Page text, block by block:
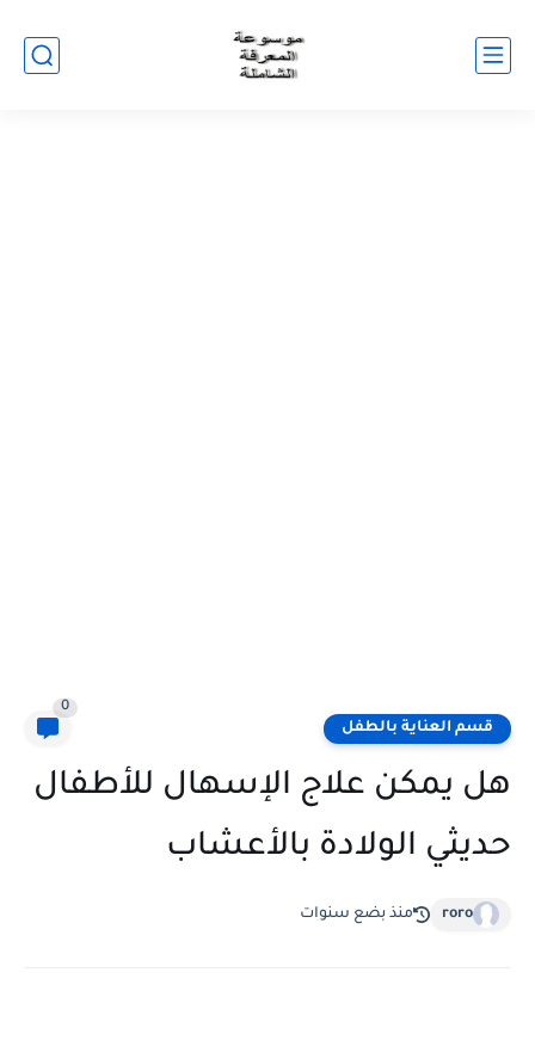
قسم العناية بالطفل
0
هل يمكن علاج الإسهال للأطفال
حديثي الولادة بالأعشاب
roro منذ بضع سنوات